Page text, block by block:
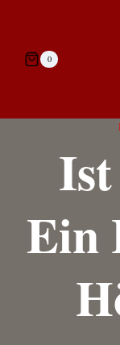
springen0
Ein